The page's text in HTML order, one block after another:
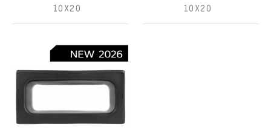
10X20
10X20